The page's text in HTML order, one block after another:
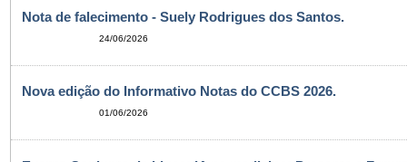
Nota de falecimento - Suely Rodrigues dos Santos.
24/06/2026
Nova edição do Informativo Notas do CCBS 2026.
01/06/2026